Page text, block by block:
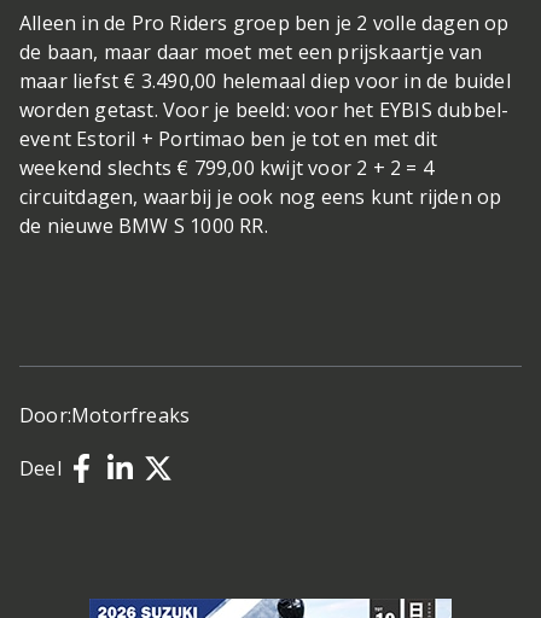
Alleen in de Pro Riders groep ben je 2 volle dagen op
de baan, maar daar moet met een prijskaartje van
maar liefst € 3.490,00 helemaal diep voor in de buidel
worden getast. Voor je beeld: voor het EYBIS dubbel-
event Estoril + Portimao ben je tot en met dit
weekend slechts € 799,00 kwijt voor 2 + 2 = 4
circuitdagen, waarbij je ook nog eens kunt rijden op
de nieuwe BMW S 1000 RR.
Door:Motorfreaks
Deel